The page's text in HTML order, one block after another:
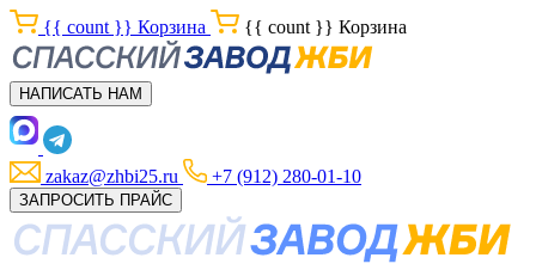
{{ count }} Корзина {{ count }} Корзина
НАПИСАТЬ НАМ
zakaz@zhbi25.ru +7 (912) 280-01-10
ЗАПРОСИТЬ ПРАЙС